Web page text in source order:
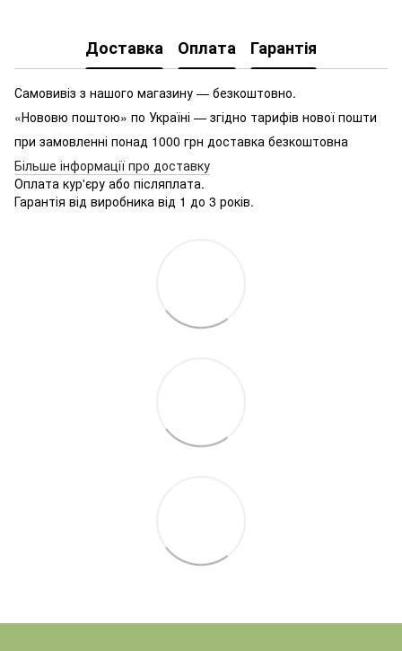
Доставка Оплата Гарантія
Самовивіз з нашого магазину — безкоштовно.
«Нововю поштою» по Україні — згідно тарифів нової пошти
при замовленні понад 1000 грн доставка безкоштовна
Більше інформації про доставку
Оплата кур'єру або післяплата.
Гарантія від виробника від 1 до 3 років.